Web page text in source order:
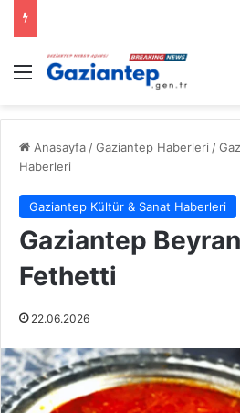
Menü
Anasayfa /Gaziantep Haberleri /
Haberleri
Gaziantep Kültür & Sanat Haberleri
Gaziantep
Fethetti
22.06.2026